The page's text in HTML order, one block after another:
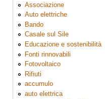
Associazione
Auto elettriche
Bando
Casale sul Sile
Educazione e sostenibilità
Fonti rinnovabili
Fotovoltaico
Rifiuti
accumulo
auto elettrica